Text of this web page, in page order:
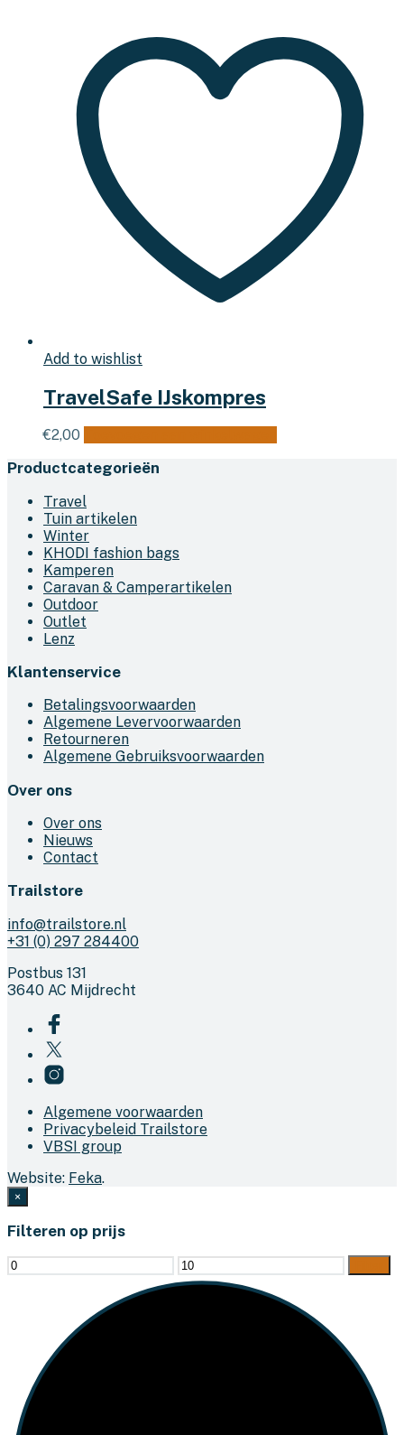
Add to wishlist
TravelSafe IJskompres
€2,00
Productcategorieën
Travel
Tuin artikelen
Winter
KHODI fashion bags
Kamperen
Caravan & Camperartikelen
Outdoor
Outlet
Lenz
Klantenservice
Betalingsvoorwaarden
Algemene Levervoorwaarden
Retourneren
Algemene Gebruiksvoorwaarden
Over ons
Over ons
Nieuws
Contact
Trailstore
info@trailstore.nl
+31 (0) 297 284400
Postbus 131
3640 AC Mijdrecht
Algemene voorwaarden
Privacybeleid Trailstore
VBSI group
Website: Feka.
×
Filteren op prijs
Min.
prijs
Max.
prijs